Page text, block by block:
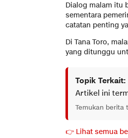
Dialog malam itu
sementara
catatan penting
Di Tana Toro,
yang ditunggu
Topik Terkait:
Artikel ini
Temukan berita
👉 Lihat semua